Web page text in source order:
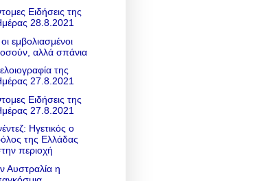
Ειδήσεις της
28.8.2021
εμβολιασμένοι
αλλά σπάνια
της
27.8.2021
Ειδήσεις της
27.8.2021
Ηγετικός ο
της Ελλάδας
περιοχή
Αυστραλία η